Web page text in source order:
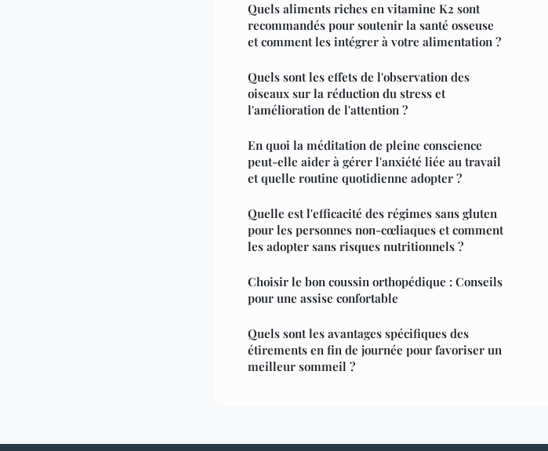
Quels aliments riches en vitamine K2 sont
recommandés pour soutenir la santé osseuse
et comment les intégrer à votre alimentation ?
Quels sont les effets de l'observation des
oiseaux sur la réduction du stress et
l'amélioration de l'attention ?
En quoi la méditation de pleine conscience
peut-elle aider à gérer l'anxiété liée au travail
et quelle routine quotidienne adopter ?
Quelle est l'efficacité des régimes sans gluten
pour les personnes non-cœliaques et comment
les adopter sans risques nutritionnels ?
Choisir le bon coussin orthopédique : Conseils
pour une assise confortable
Quels sont les avantages spécifiques des
étirements en fin de journée pour favoriser un
meilleur sommeil ?